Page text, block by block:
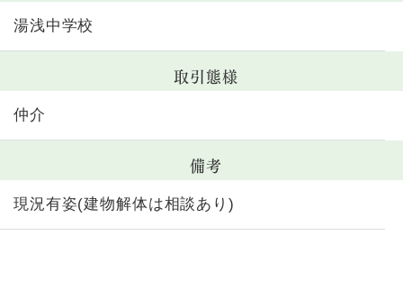
湯浅中学校
取引態様
仲介
備考
現況有姿(建物解体は相談あり)